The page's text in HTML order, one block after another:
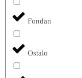
Fondan
Ostalo